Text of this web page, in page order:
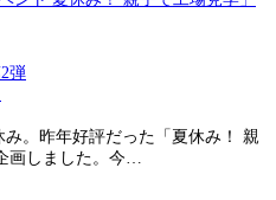
弾
。昨年好評だった「夏休み！ 親
画しました。今…